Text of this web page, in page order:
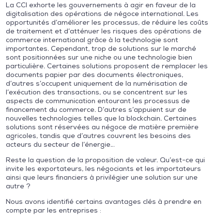
La CCI exhorte les gouvernements à agir en faveur de la
digitalisation des opérations de négoce international. Les
opportunités d’améliorer les processus, de réduire les coûts
de traitement et d’atténuer les risques des opérations de
commerce international grâce à la technologie sont
importantes. Cependant, trop de solutions sur le marché
sont positionnées sur une niche ou une technologie bien
particulière. Certaines solutions proposent de remplacer les
documents papier par des documents électroniques,
d’autres s’occupent uniquement de la numérisation de
l’exécution des transactions, ou se concentrent sur les
aspects de communication entourant les processus de
financement du commerce. D’autres s’appuient sur de
nouvelles technologies telles que la blockchain. Certaines
solutions sont réservées au négoce de matière première
agricoles, tandis que d’autres couvrent les besoins des
acteurs du secteur de l’énergie…
Reste la question de la proposition de valeur. Qu’est-ce qui
invite les exportateurs, les négociants et les importateurs
ainsi que leurs financiers à privilégier une solution sur une
autre ?
Nous avons identifié certains avantages clés à prendre en
compte par les entreprises :